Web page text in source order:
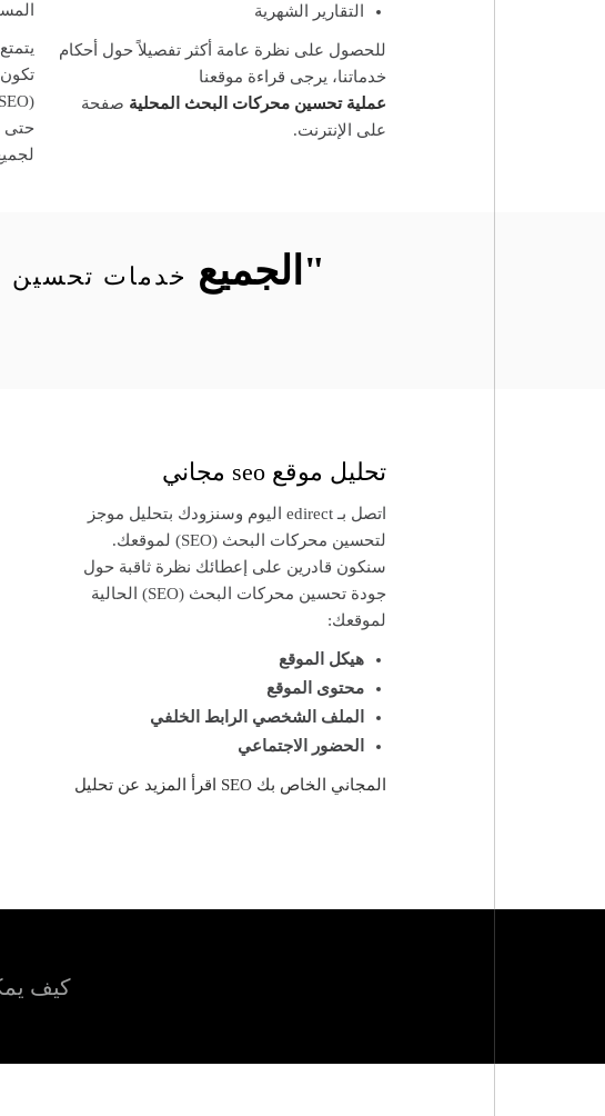
التقارير الشهرية
للحصول على نظرة عامة أكثر تفصيلاً حول أحكام
خدماتنا، يرجى قراءة موقعنا
عملية تحسين محركات البحث المحلية صفحة
على الإنترنت.
حتى
"الجميع خدمات تحسين
تحليل موقع seo مجاني
اتصل بـ edirect اليوم وسنزودك بتحليل موجز
لتحسين محركات البحث (SEO) لموقعك.
سنكون قادرين على إعطائك نظرة ثاقبة حول
جودة تحسين محركات البحث (SEO) الحالية
لموقعك:
هيكل الموقع
محتوى الموقع
الملف الشخصي الرابط الخلفي
الحضور الاجتماعي
اقرأ المزيد عن تحليل SEO المجاني الخاص بك
كيف